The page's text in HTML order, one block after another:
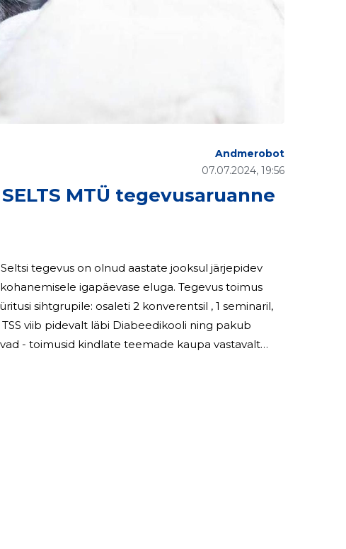
MTÜ tegevusaruanne
07.07.2024, 19:56
Andmerobot
tegevus on olnud aastate jooksul järjepidev
igapäevase eluga. Tegevus toimus
sihtgrupile: osaleti 2 konverentsil , 1 seminaril,
viib pidevalt läbi Diabeedikooli ning pakub
- toimusid kindlate teemade kaupa vastavalt